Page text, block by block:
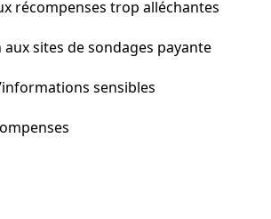
récompenses trop alléchantes
aux sites de sondages payante
sensibles